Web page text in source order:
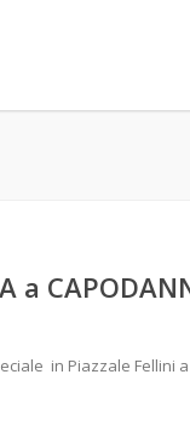
a
in Piazzale Fellini a